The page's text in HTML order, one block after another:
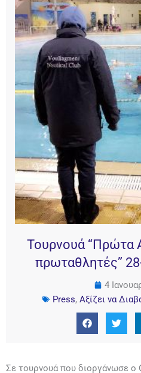
Τουρνουά “Πρώτα
πρωταθλητές”
4
Press, Αξίζει να
Σε τουρνουά που διοργάνωσε ο